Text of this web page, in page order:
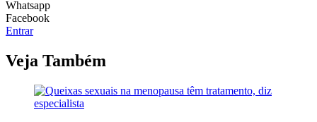
Whatsapp
Facebook
Entrar
Veja Também